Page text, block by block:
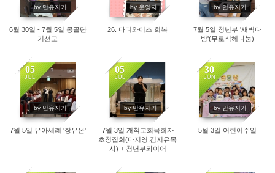
by 만유지가
6월 30일 - 7월 5일 몽골단
기선교
by 운영자
26. 마더와이즈 회복
by 만유지가
7월 5일 청년부 '새벽다
방'(무로식혜나눔)
05
JUL
by 만유지가
520
7월 5일 유아세례 '장유온'
05
JUL
by 만유지가
525
7월 3일 개척교회목회자
초청집회(마지영,김지유목
사) + 청년부콰이어
30
JUN
by 만유지가
618
5월 3일 어린이주일